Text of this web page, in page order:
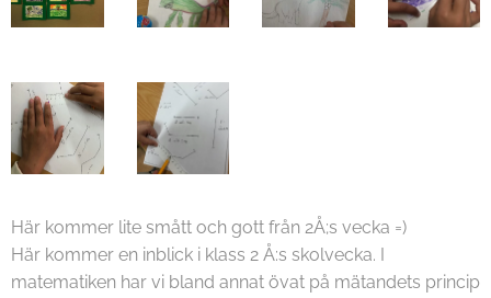
Här kommer lite smått och gott från 2Å;s vecka =)
Här kommer en inblick i klass 2 Å:s skolvecka. I
matematiken har vi bland annat övat på mätandets princip